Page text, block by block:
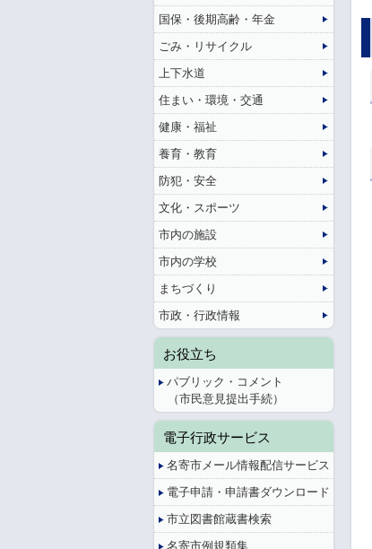
国保・後期高齢・年金
ごみ・リサイクル
上下水道
住まい・環境・交通
健康・福祉
養育・教育
防犯・安全
文化・スポーツ
市内の施設
市内の学校
まちづくり
市政・行政情報
お役立ち
パブリック・コメント
（市民意見提出手続）
電子行政サービス
名寄市メール情報配信サービス
電子申請・申請書ダウンロード
市立図書館蔵書検索
名寄市例規類集